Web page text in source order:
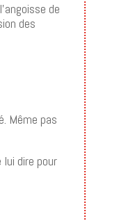
de
des
Même pas
dire pour